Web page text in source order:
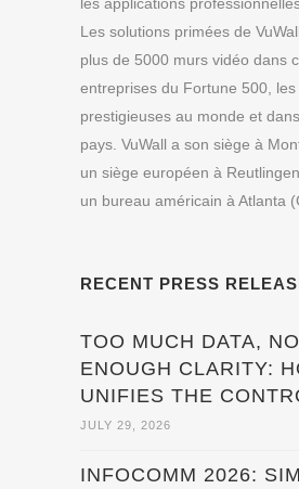
Les solutions primées de
plus de 5000 murs vidéo dans
entreprises du Fortune 500, les
prestigieuses au monde et
pays. VuWall a son siège à
un siège européen à
un bureau américain à Atlanta
RECENT PRESS
TOO MUCH DATA,
ENOUGH CLARITY:
UNIFIES THE
JULY 29, 2026
INFOCOMM 2026: